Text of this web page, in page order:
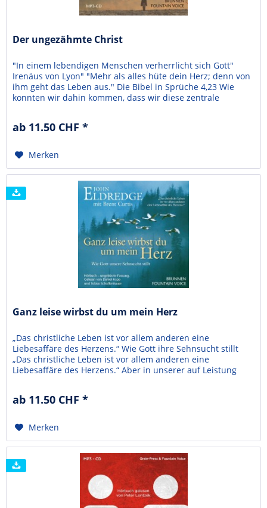
Der ungezähmte Christ
"In einem lebendigen Menschen verherrlicht sich Gott"
Irenäus von Lyon" "Mehr als alles hüte dein Herz; denn von
ihm geht das Leben aus." Die Bibel in Sprüche 4,23 Wie
konnten wir dahin kommen, dass wir diese zentrale
eine Einladung: Ein Aufruf zum Aufbruch aus...
ab 11.50 CHF *
Merken
Ganz leise wirbst du um mein Herz
„Das christliche Leben ist vor allem anderen eine
Liebesaffäre des Herzens.“ Wie Gott ihre Sehnsucht stillt
„Das christliche Leben ist vor allem anderen eine
Liebesaffäre des Herzens.“ Aber in unserer auf Leistung
fasziniert und begeistert hat, hat nach ein paar...
ab 11.50 CHF *
Merken